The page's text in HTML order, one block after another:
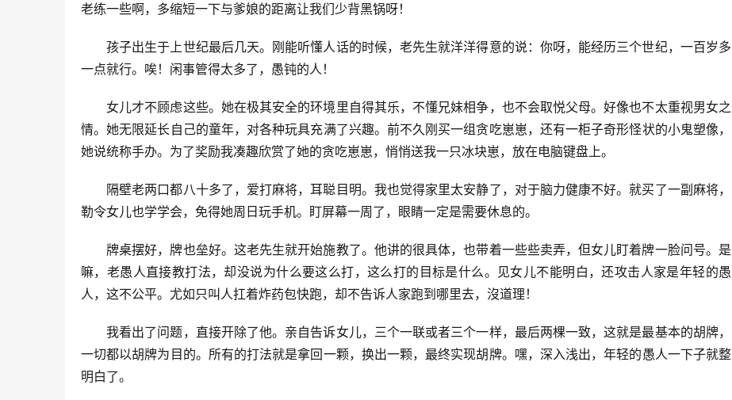
老练一些啊，多缩短一下与爹娘的距离让我们少背黑锅呀！
孩子出生于上世纪最后几天。刚能听懂人话的时候，老先生就洋洋得意的说：你呀，能经历三个世纪，一百岁多
一点就行。唉！闲事管得太多了，愚钝的人！
女儿才不顾虑这些。她在极其安全的环境里自得其乐，不懂兄妹相争，也不会取悦父母。好像也不太重视男女之
情。她无限延长自己的童年，对各种玩具充满了兴趣。前不久刚买一组贪吃崽崽，还有一柜子奇形怪状的小鬼塑像，
她说统称手办。为了奖励我凑趣欣赏了她的贪吃崽崽，悄悄送我一只冰块崽，放在电脑键盘上。
隔壁老两口都八十多了，爱打麻将，耳聪目明。我也觉得家里太安静了，对于脑力健康不好。就买了一副麻将，
勒令女儿也学学会，免得她周日玩手机。盯屏幕一周了，眼睛一定是需要休息的。
牌桌摆好，牌也垒好。这老先生就开始施教了。他讲的很具体，也带着一些些卖弄，但女儿盯着牌一脸问号。是
嘛，老愚人直接教打法，却没说为什么要这么打，这么打的目标是什么。见女儿不能明白，还攻击人家是年轻的愚
人，这不公平。尤如只叫人扛着炸药包快跑，却不告诉人家跑到哪里去，沒道理！
我看出了问题，直接开除了他。亲自告诉女儿，三个一联或者三个一样，最后两棵一致，这就是最基本的胡牌，
一切都以胡牌为目的。所有的打法就是拿回一颗，换出一颗，最终实现胡牌。嘿，深入浅出，年轻的愚人一下子就整
明白了。